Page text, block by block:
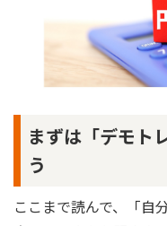
まずは「デモト
う
ここまで読んで、「